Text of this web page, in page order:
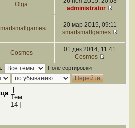
Olga
administrator
20 мар 2015, 09:11
smartsmallgames
Cosmos
01 дек 2014, 11:41
Cosmos
Поле сортировки
[
Тем:
14 ]